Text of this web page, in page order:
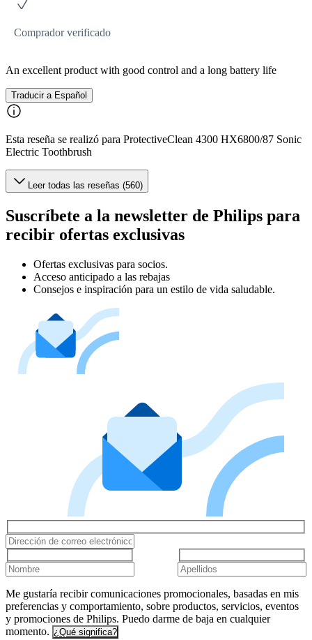
Comprador verificado
An excellent product with good control and a long battery life
Traducir a Español
Esta reseña se realizó para ProtectiveClean 4300 HX6800/87 Sonic
Electric Toothbrush
Leer todas las reseñas (560)
Suscríbete a la newsletter de Philips para
recibir ofertas exclusivas
Ofertas exclusivas para socios.
Acceso anticipado a las rebajas
Consejos e inspiración para un estilo de vida saludable.
Me gustaría recibir comunicaciones promocionales, basadas en mis
preferencias y comportamiento, sobre productos, servicios, eventos
y promociones de Philips. Puedo darme de baja en cualquier
momento. ¿Qué significa?